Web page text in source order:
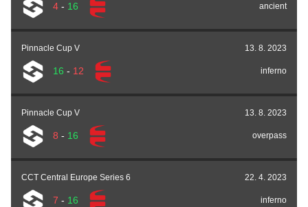
4- 16 ancient
Pinnacle Cup V 13. 8. 2023
16 - 12 inferno
Pinnacle Cup V 13. 8. 2023
8 - 16 overpass
CCT Central Europe Series 6 22. 4. 2023
7 - 16 inferno